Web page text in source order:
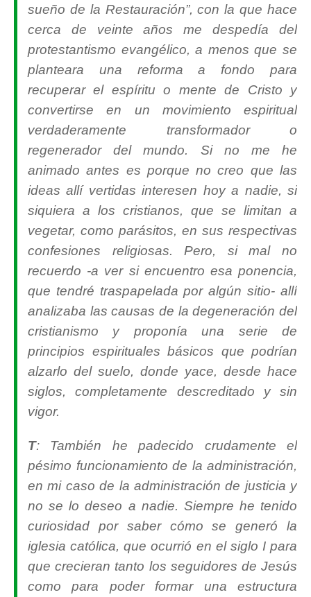
sueño de la Restauración”, con la que hace
cerca de veinte años me despedía del
protestantismo evangélico, a menos que se
planteara una reforma a fondo para
recuperar el espíritu o mente de Cristo y
convertirse en un movimiento espiritual
verdaderamente transformador o
regenerador del mundo. Si no me he
animado antes es porque no creo que las
ideas allí vertidas interesen hoy a nadie, si
siquiera a los cristianos, que se limitan a
vegetar, como parásitos, en sus respectivas
confesiones religiosas. Pero, si mal no
recuerdo -a ver si encuentro esa ponencia,
que tendré traspapelada por algún sitio- allí
analizaba las causas de la degeneración del
cristianismo y proponía una serie de
principios espirituales básicos que podrían
alzarlo del suelo, donde yace, desde hace
siglos, completamente descreditado y sin
vigor.
T: También he padecido crudamente el
pésimo funcionamiento de la administración,
en mi caso de la administración de justicia y
no se lo deseo a nadie. Siempre he tenido
curiosidad por saber cómo se generó la
iglesia católica, que ocurrió en el siglo I para
que crecieran tanto los seguidores de Jesús
como para poder formar una estructura